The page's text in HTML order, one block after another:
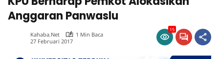
Anggaran Panwaslu
Kahaba.net
1 Min Baca
27 Februari 2017
15